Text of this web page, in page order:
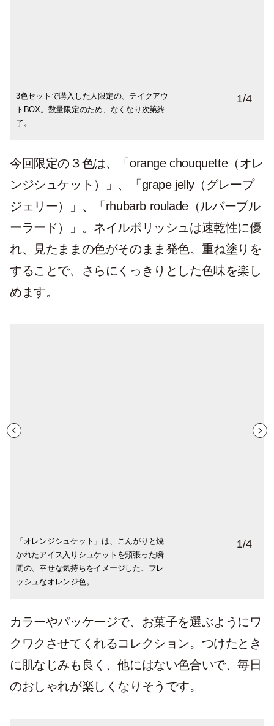
3色セットで購入した人限定の、テイクアウ
トBOX。数量限定のため、なくなり次第終
了。
「ルバーブルーラード」のボックスはブル
ー。
「オレンジシュケット」のボックスはミン
トグリーン。
淡いピンクは「グレープジェリー」のボッ
クス。
1/4
今回限定の３色は、「orange chouquette（オレ
ンジシュケット）」、「grape jelly（グレープ
ジェリー）」、「rhubarb roulade（ルバーブル
ーラード）」。ネイルポリッシュは速乾性に優
れ、見たままの色がそのまま発色。重ね塗りを
することで、さらにくっきりとした色味を楽し
めます。
「オレンジシュケット」は、こんがりと焼
かれたアイス入りシュケットを頬張った瞬
間の、幸せな気持ちをイメージした、フレ
ッシュなオレンジ色。
「グレープジェリー」は、ゼリーの清涼感
と果実の甘みが口いっぱいに広がる、シロ
ップのような透明感が美しい。ジューシー
な赤ぶどう色。
「ルバーブルーラード」は、メレンゲロー
ルケーキの中にたっぷり入った、ルバーブ
ジャムの甘酸っぱさを表現。ピンクグリッ
ター入りの淡いクリアピンク。
それぞれの指に３色を塗って楽しむのもお
すすめです。
1/4
カラーやパッケージで、お菓子を選ぶようにワ
クワクさせてくれるコレクション。つけたとき
に肌なじみも良く、他にはない色合いで、毎日
のおしゃれが楽しくなりそうです。